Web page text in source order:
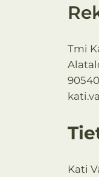
Tmi
Kati